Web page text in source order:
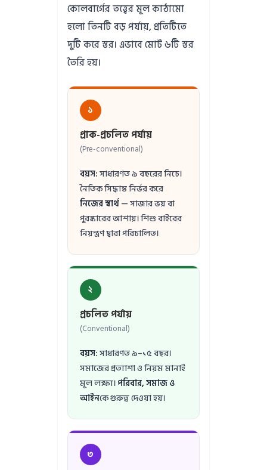
কোলবার্গের তত্ত্বের মূল কাঠামো
হলো তিনটি বড় পর্যায়, প্রতিটিতে
দুটি করে স্তর। এভাবে মোট ৬টি স্তর
তৈরি হয়।
১
প্রাক-প্রচলিত পর্যায়
(Pre-conventional)
বয়স:সাধারণত ৯ বছরের নিচে।
নৈতিক সিদ্ধান্ত নির্ভর করে
নিজের স্বার্থ— সাজার ভয় বা
পুরস্কারের আশায়। শিশু বাইরের
নিয়ন্ত্রণ দ্বারা পরিচালিত।
২
প্রচলিত পর্যায়
(Conventional)
বয়স:সাধারণত ৯–১৫ বছর।
সমাজের প্রত্যাশা ও নিয়ম মানাই
মূল লক্ষ্য।পরিবার, সমাজ ও
আইনকে গুরুত্ব দেওয়া হয়।
৩